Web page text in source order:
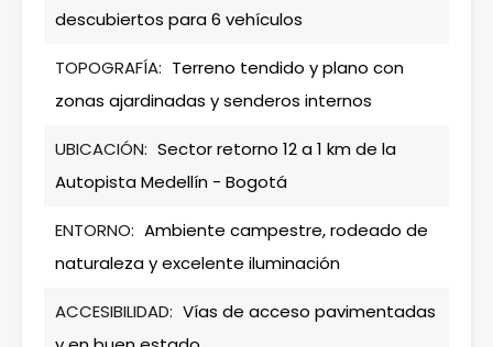
descubiertos para 6 vehículos
TOPOGRAFÍA: Terreno tendido y plano con
zonas ajardinadas y senderos internos
UBICACIÓN: Sector retorno 12 a 1 km de la
Autopista Medellín - Bogotá
ENTORNO: Ambiente campestre, rodeado de
naturaleza y excelente iluminación
ACCESIBILIDAD: Vías de acceso pavimentadas